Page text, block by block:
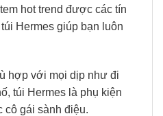
hot trend được các tín
Hermes giúp bạn luôn
hợp với mọi dịp như đi
túi Hermes là phụ kiện
cô gái sành điệu.